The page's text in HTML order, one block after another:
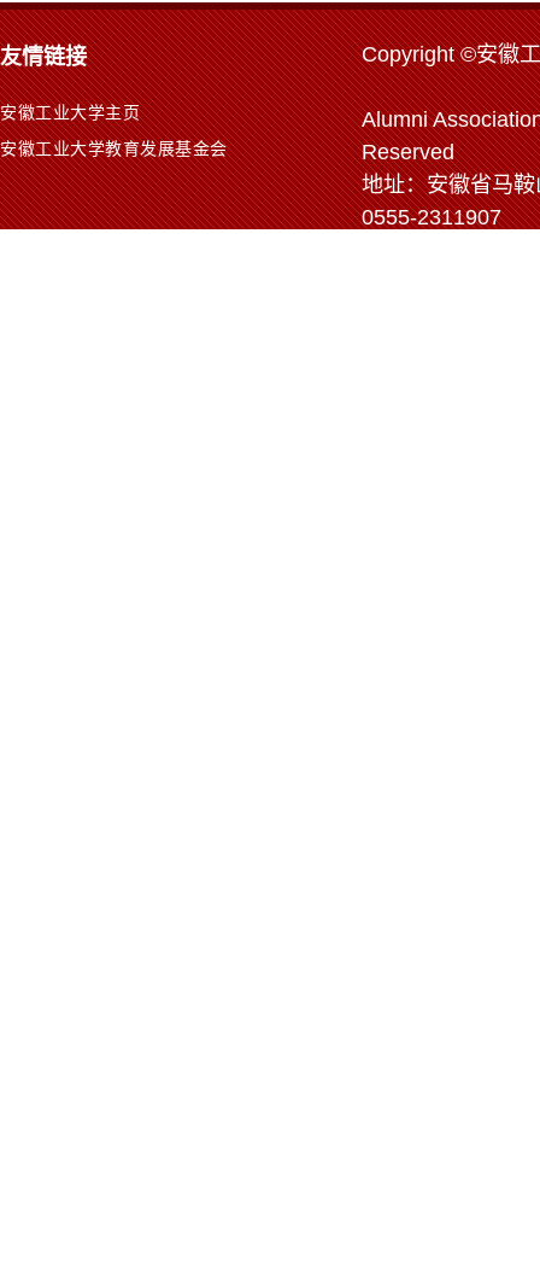
友情链接
安徽工业大学主页
安徽工业大学教育发展基金会
Copyright ©安徽工
Alumni
Reserved
地址：安徽省马
0555-2311907